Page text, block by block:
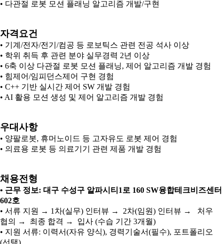
• 다관절 로봇 모션 플래닝 알고리즘 개발/구현
자격요건
• 기계/전자/전기/컴공 등 로보틱스 관련 전공 석사 이상
• 학위 취득 후 관련 분야 실무경력 2년 이상
• 6축 이상 다관절 로봇 모션 플래닝, 제어 알고리즘 개발 경험
• 힘제어/임피던스제어 구현 경험
• C++ 기반 실시간 제어 SW 개발 경험
• AI 활용 모션 생성 및 제어 알고리즘 개발 경험
우대사항
• 양팔로봇, 휴머노이드 등 고자유도 로봇 제어 경험
• 의료용 로봇 등 의료기기 관련 제품 개발 경험
채용전형
• 근무 정보: 대구 수성구 알파시티1로 160 SW융합테크비즈센터
602호
• 서류 지원 → 1차(실무) 인터뷰 → 2차(임원) 인터뷰 → 처우
협의 → 최종 합격 → 입사 (수습 기간 3개월)
• 지원 서류: 이력서(자유 양식), 경력기술서(필수), 포트폴리오
(선택)